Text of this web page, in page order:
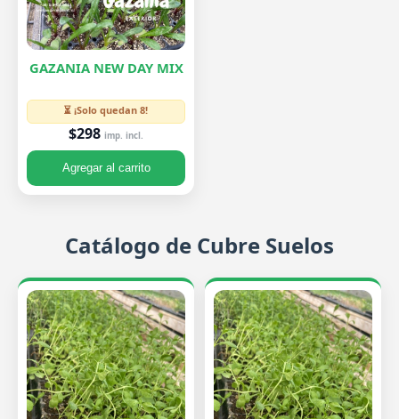
GAZANIA NEW DAY MIX
⏳ ¡Solo quedan 8!
$298 imp. incl.
Agregar al carrito
Catálogo de Cubre Suelos